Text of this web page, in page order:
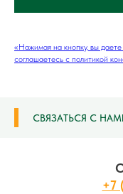
«Нажимая на кнопку, вы
соглашаетесь c политикой
СВЯЗАТЬСЯ С
+7